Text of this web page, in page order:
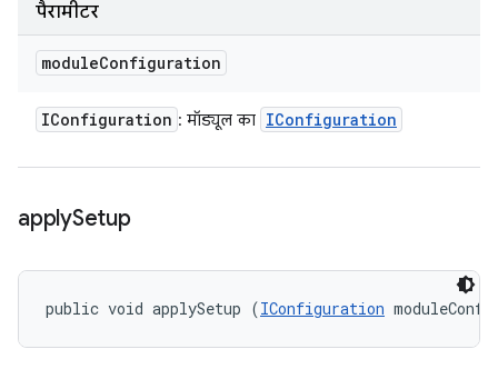
पैरामीटर
moduleConfiguration
IConfiguration : मॉड्यूल का IConfiguration
applySetup
public void applySetup (IConfiguration